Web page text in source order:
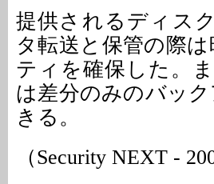
提供されるディス
タ転送と保管の際
ティを確保した。
は差分のみのバッ
きる。
（Security NEXT -